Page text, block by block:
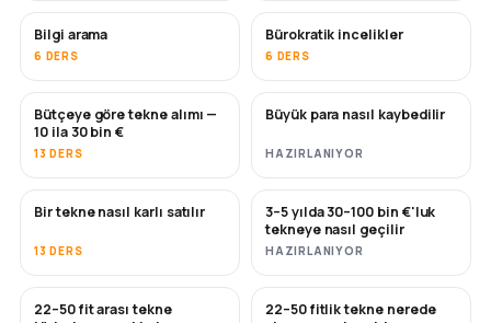
Bilgi arama
6 DERS
Bürokratik incelikler
6 DERS
YAKINDA
Bütçeye göre tekne alımı —
10 ila 30 bin €
13 DERS
YAKINDA
Büyük para nasıl kaybedilir
HAZIRLANIYOR
YENI
Bir tekne nasıl karlı satılır
13 DERS
YENI
3–5 yılda 30–100 bin €'luk
tekneye nasıl geçilir
HAZIRLANIYOR
YAKINDA
22–50 fit arası tekne
YAKINDA
22–50 fitlik tekne nerede